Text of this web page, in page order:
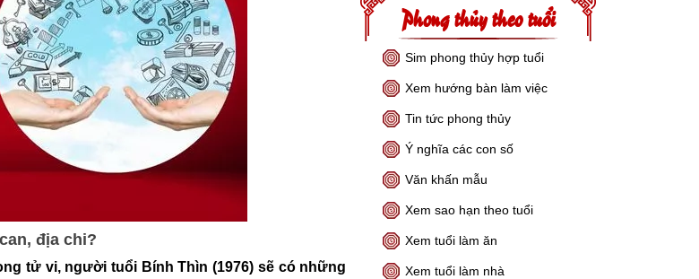
địa chi?
tử vi, người tuổi Bính Thìn (1976) sẽ có những
Phong thủy theo tuổi
Sim phong thủy hợp tuổi
Xem hướng bàn làm việc
Tin tức phong thủy
Ý nghĩa các con số
Văn khấn mẫu
Xem sao hạn theo tuổi
Xem tuổi làm ăn
Xem tuổi làm nhà